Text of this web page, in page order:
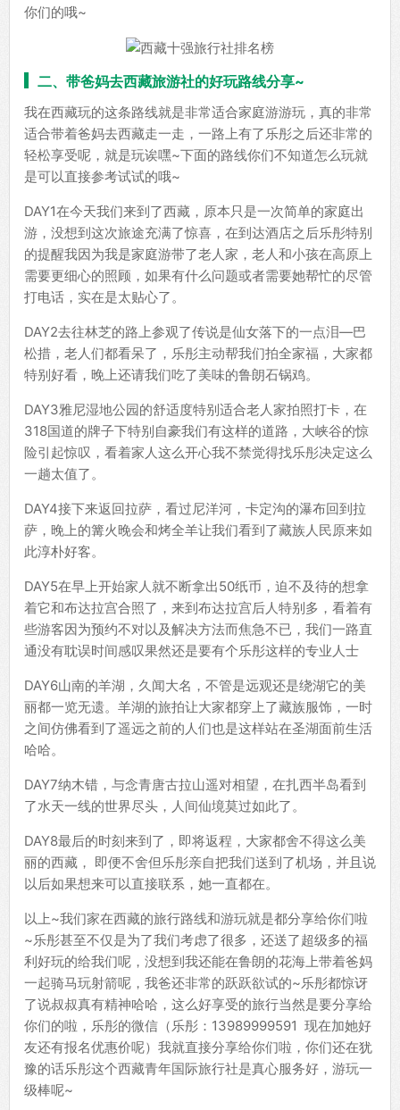
你们的哦~
二、带爸妈去西藏旅游社的好玩路线分享~
我在西藏玩的这条路线就是非常适合家庭游游玩，真的非常
适合带着爸妈去西藏走一走，一路上有了乐彤之后还非常的
轻松享受呢，就是玩诶嘿~下面的路线你们不知道怎么玩就
是可以直接参考试试的哦~
DAY1在今天我们来到了西藏，原本只是一次简单的家庭出
游，没想到这次旅途充满了惊喜，在到达酒店之后乐彤特别
的提醒我因为我是家庭游带了老人家，老人和小孩在高原上
需要更细心的照顾，如果有什么问题或者需要她帮忙的尽管
打电话，实在是太贴心了。
DAY2去往林芝的路上参观了传说是仙女落下的一点泪—巴
松措，老人们都看呆了，乐彤主动帮我们拍全家福，大家都
特别好看，晚上还请我们吃了美味的鲁朗石锅鸡。
DAY3雅尼湿地公园的舒适度特别适合老人家拍照打卡，在
318国道的牌子下特别自豪我们有这样的道路，大峡谷的惊
险引起惊叹，看着家人这么开心我不禁觉得找乐彤决定这么
一趟太值了。
DAY4接下来返回拉萨，看过尼洋河，卡定沟的瀑布回到拉
萨，晚上的篝火晚会和烤全羊让我们看到了藏族人民原来如
此淳朴好客。
DAY5在早上开始家人就不断拿出50纸币，迫不及待的想拿
着它和布达拉宫合照了，来到布达拉宫后人特别多，看着有
些游客因为预约不对以及解决方法而焦急不已，我们一路直
通没有耽误时间感叹果然还是要有个乐彤这样的专业人士
DAY6山南的羊湖，久闻大名，不管是远观还是绕湖它的美
丽都一览无遗。羊湖的旅拍让大家都穿上了藏族服饰，一时
之间仿佛看到了遥远之前的人们也是这样站在圣湖面前生活
哈哈。
DAY7纳木错，与念青唐古拉山遥对相望，在扎西半岛看到
了水天一线的世界尽头，人间仙境莫过如此了。
DAY8最后的时刻来到了，即将返程，大家都舍不得这么美
丽的西藏， 即便不舍但乐彤亲自把我们送到了机场，并且说
以后如果想来可以直接联系，她一直都在。
以上~我们家在西藏的旅行路线和游玩就是都分享给你们啦
~乐彤甚至不仅是为了我们考虑了很多，还送了超级多的福
利好玩的给我们呢，没想到我还能在鲁朗的花海上带着爸妈
一起骑马玩射箭呢，我爸还非常的跃跃欲试的~乐彤都惊讶
了说叔叔真有精神哈哈，这么好享受的旅行当然是要分享给
你们的啦，乐彤的微信（乐彤：13989999591 现在加她好
友还有报名优惠价呢）我就直接分享给你们啦，你们还在犹
豫的话乐彤这个西藏青年国际旅行社是真心服务好，游玩一
级棒呢~